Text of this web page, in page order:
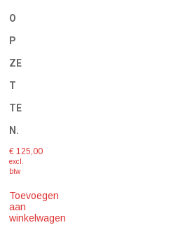
O
P
ZE
T
TE
N.
€ 125,00
excl.
btw
Toevoegen
aan
winkelwagen